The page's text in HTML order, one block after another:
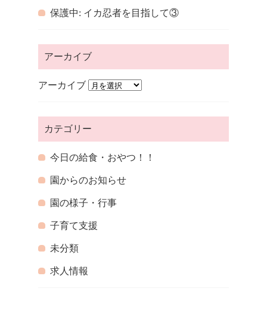
保護中: イカ忍者を目指して③
アーカイブ
アーカイブ
カテゴリー
今日の給食・おやつ！！
園からのお知らせ
園の様子・行事
子育て支援
未分類
求人情報